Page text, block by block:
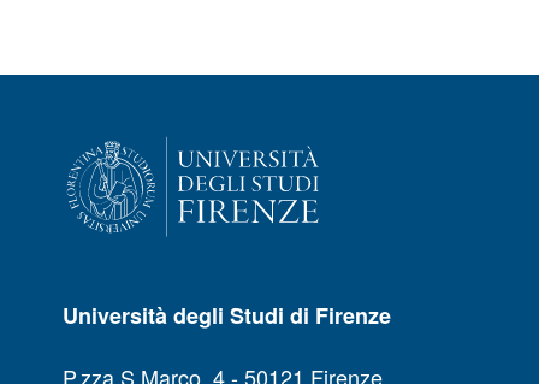
Università degli Studi di Firenze
P.zza S.Marco, 4 - 50121 Firenze